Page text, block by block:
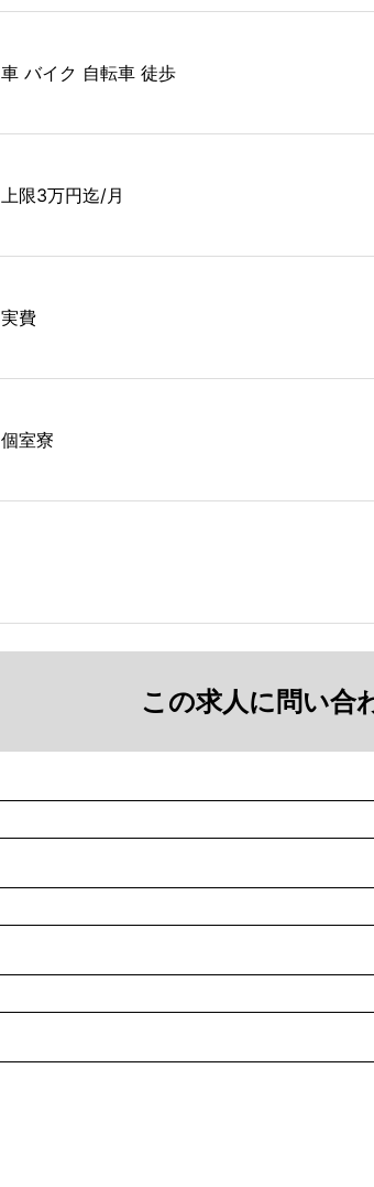
車 バイク 自転車 徒歩
上限3万円迄/月
実費
個室寮
この求人に問い合